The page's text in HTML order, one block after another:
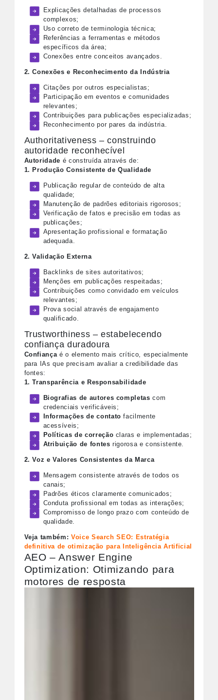
Explicações detalhadas de processos
complexos;
Uso correto de terminologia técnica;
Referências a ferramentas e métodos
específicos da área;
Conexões entre conceitos avançados.
2. Conexões e Reconhecimento da Indústria
Citações por outros especialistas;
Participação em eventos e comunidades
relevantes;
Contribuições para publicações especializadas;
Reconhecimento por pares da indústria.
Authoritativeness – construindo
autoridade reconhecível
Autoridade é construída através de:
1. Produção Consistente de Qualidade
Publicação regular de conteúdo de alta
qualidade;
Manutenção de padrões editoriais rigorosos;
Verificação de fatos e precisão em todas as
publicações;
Apresentação profissional e formatação
adequada.
2. Validação Externa
Backlinks de sites autoritativos;
Menções em publicações respeitadas;
Contribuições como convidado em veículos
relevantes;
Prova social através de engajamento
qualificado.
Trustworthiness – estabelecendo
confiança duradoura
Confiança é o elemento mais crítico, especialmente
para IAs que precisam avaliar a credibilidade das
fontes:
1. Transparência e Responsabilidade
Biografias de autores completas com
credenciais verificáveis;
Informações de contato facilmente
acessíveis;
Políticas de correção claras e implementadas;
Atribuição de fontes rigorosa e consistente.
2. Voz e Valores Consistentes da Marca
Mensagem consistente através de todos os
canais;
Padrões éticos claramente comunicados;
Conduta profissional em todas as interações;
Compromisso de longo prazo com conteúdo de
qualidade.
Veja também: Voice Search SEO: Estratégia
definitiva de otimização para Inteligência Artificial
AEO – Answer Engine
Optimization: Otimizando para
motores de resposta